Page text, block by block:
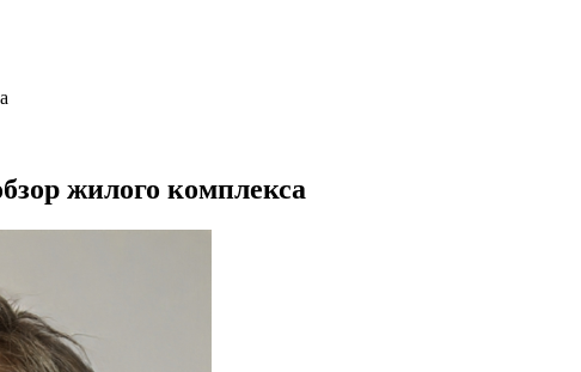
жилого комплекса